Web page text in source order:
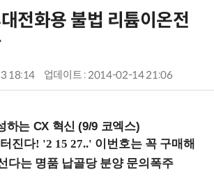
전화용 불법 리튬이온전
18:14 업데이트 : 2014-02-14 21:06
하는 CX 혁신 (9/9 코엑스)